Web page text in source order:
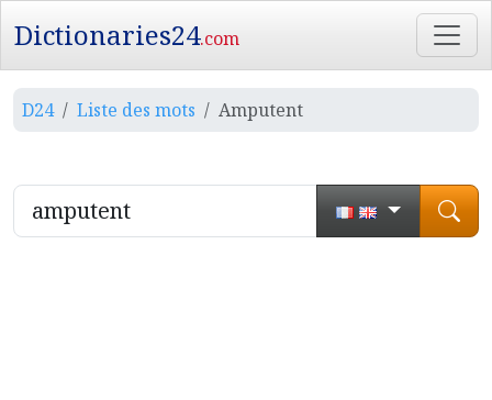
Dictionaries24.com
D24 Liste des mots Amputent